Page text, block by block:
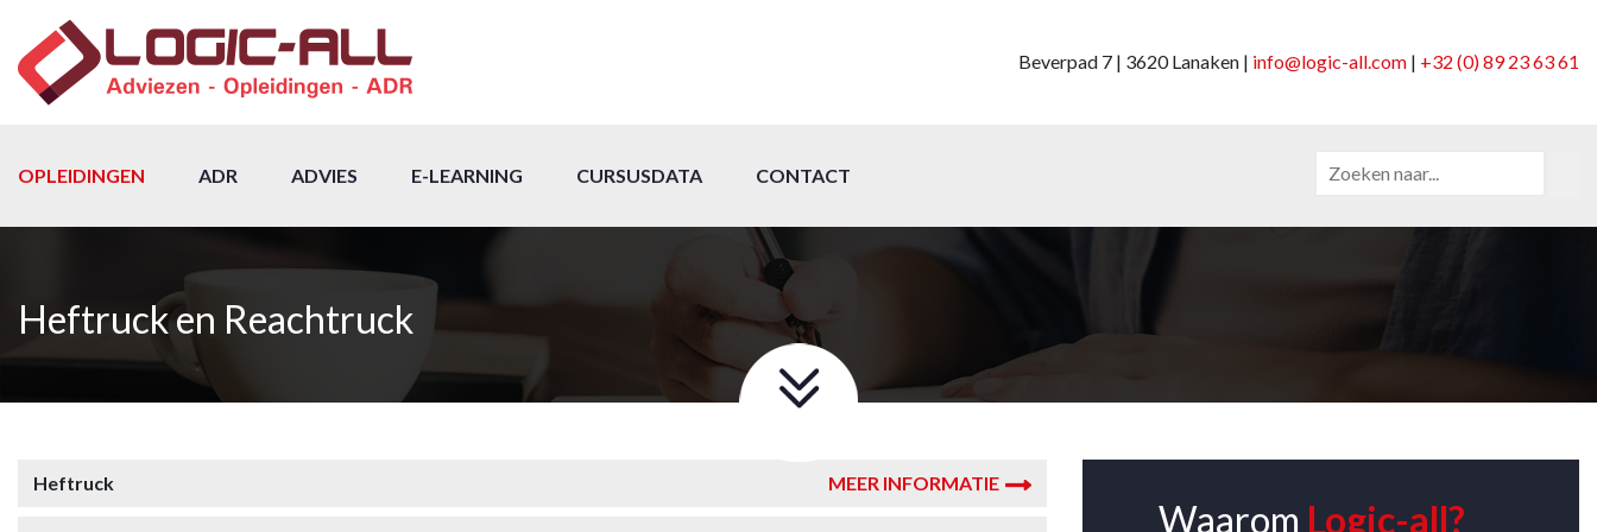
Beverpad 7 | 3620 Lanaken | info@logic-all.com | +32 (0) 89 23 63 61
OPLEIDINGEN ADR ADVIES E-LEARNING CURSUSDATA CONTACT
Heftruck en Reachtruck
Heftruck MEER INFORMATIE
Waarom Logic-all?